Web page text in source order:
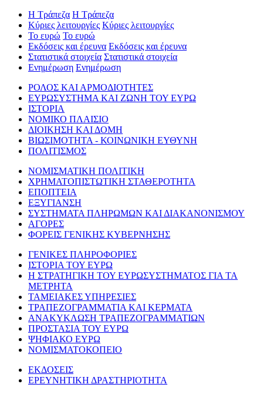
Η Τράπεζα Η Τράπεζα
Κύριες λειτουργίες Κύριες λειτουργίες
Το ευρώ Το ευρώ
Εκδόσεις και έρευνα Εκδόσεις και έρευνα
Στατιστικά στοιχεία Στατιστικά στοιχεία
Ενημέρωση Ενημέρωση
ΡΟΛΟΣ ΚΑΙ ΑΡΜΟΔΙΟΤΗΤΕΣ
ΕΥΡΩΣΥΣΤΗΜΑ ΚΑΙ ΖΩΝΗ ΤΟΥ ΕΥΡΩ
ΙΣΤΟΡΙΑ
ΝΟΜΙΚΟ ΠΛΑΙΣΙΟ
ΔΙΟΙΚΗΣΗ ΚΑΙ ΔΟΜΗ
ΒΙΩΣΙΜΟΤΗΤΑ - ΚΟΙΝΩΝΙΚΗ ΕΥΘΥΝΗ
ΠΟΛΙΤΙΣΜΟΣ
ΝΟΜΙΣΜΑΤΙΚΗ ΠΟΛΙΤΙΚΗ
ΧΡΗΜΑΤΟΠΙΣΤΩΤΙΚΗ ΣΤΑΘΕΡΟΤΗΤΑ
ΕΠΟΠΤΕΙΑ
ΕΞΥΓΙΑΝΣΗ
ΣΥΣΤΗΜΑΤΑ ΠΛΗΡΩΜΩΝ ΚΑΙ ΔΙΑΚΑΝΟΝΙΣΜΟΥ
ΑΓΟΡΕΣ
ΦΟΡΕΙΣ ΓΕΝΙΚΗΣ ΚΥΒΕΡΝΗΣΗΣ
ΓΕΝΙΚΕΣ ΠΛΗΡΟΦΟΡΙΕΣ
ΙΣΤΟΡΙΑ ΤΟΥ ΕΥΡΩ
Η ΣΤΡΑΤΗΓΙΚΗ ΤΟΥ ΕΥΡΩΣΥΣΤΗΜΑΤΟΣ ΓΙΑ ΤΑ
ΜΕΤΡΗΤΑ
ΤΑΜΕΙΑΚΕΣ ΥΠΗΡΕΣΙΕΣ
ΤΡΑΠΕΖΟΓΡΑΜΜΑΤΙΑ ΚΑΙ ΚΕΡΜΑΤΑ
ΑΝΑΚΥΚΛΩΣΗ ΤΡΑΠΕΖΟΓΡΑΜΜΑΤΙΩΝ
ΠΡΟΣΤΑΣΙΑ ΤΟΥ ΕΥΡΩ
ΨΗΦΙΑΚΟ ΕΥΡΩ
ΝΟΜΙΣΜΑΤΟΚΟΠΕΙΟ
ΕΚΔΟΣΕΙΣ
ΕΡΕΥΝΗΤΙΚΗ ΔΡΑΣΤΗΡΙΟΤΗΤΑ